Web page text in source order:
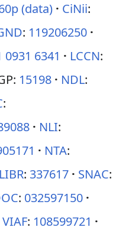
(data) CiNii:
: 119206250
0931 6341 LCCN:
15198 NDL:
:
NLI:
NTA:
: 337617 SNAC:
: 032597150
VIAF: 108599721